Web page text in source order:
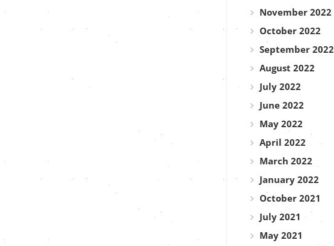
November 2022
October 2022
September 2022
August 2022
July 2022
June 2022
May 2022
April 2022
March 2022
January 2022
October 2021
July 2021
May 2021